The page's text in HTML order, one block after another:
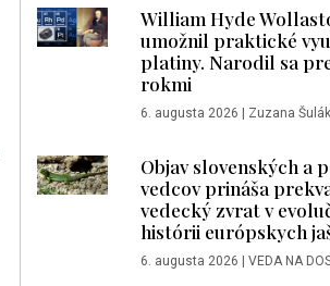
William Hyde
umožnil praktické
platiny. Narodil sa
rokmi
6. augusta 2026 | Zuzana
Objav slovenských a
vedcov prináša
vedecký zvrat v
histórii európskych
6. augusta 2026 | VEDA NA